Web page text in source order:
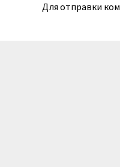
Для отправки